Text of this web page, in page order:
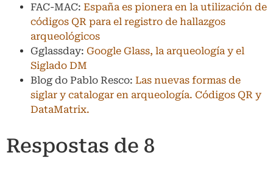
FAC-MAC: España es pionera en la utilización de
códigos QR para el registro de hallazgos
arqueológicos
Gglassday: Google Glass, la arqueología y el
Siglado DM
Blog do Pablo Resco: Las nuevas formas de
siglar y catalogar en arqueología. Códigos QR y
DataMatrix.
Respostas de 8